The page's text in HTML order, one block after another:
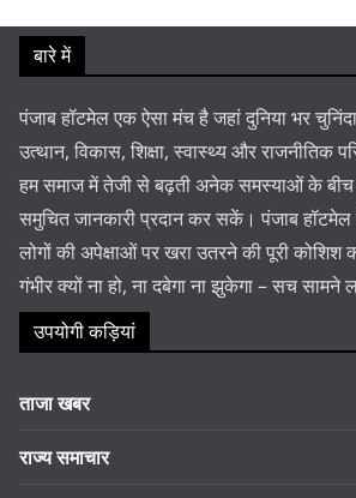
बारे में
पंजाब हॉटमेल एक ऐसा मंच है जहां दुनिया भर
उत्थान, विकास, शिक्षा, स्वास्थ्य और राजनीतिक
हम समाज में तेजी से बढ़ती अनेक समस्याओं के बीच
समुचित जानकारी प्रदान कर सकें। पंजाब
लोगों की अपेक्षाओं पर खरा उतरने की पूरी कोशिश
गंभीर क्यों ना हो, ना दबेगा ना झुकेगा – सच सामने
उपयोगी कड़ियां
ताजा खबर
राज्य समाचार